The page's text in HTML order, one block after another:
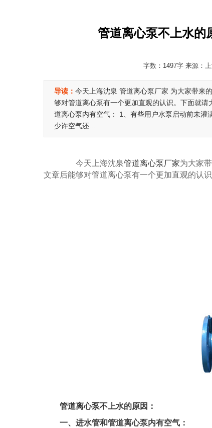
管道离心泵不上水的
字数：1497字 来源：
导读： 今天上海沈泉 管道离心泵厂家 为大家带来
够对管道离心泵有一个更加直观的认识。下面就
道离心泵内有空气： 1、有些用户水泵启动前未
少许空气还...
今天上海沈泉管道离心泵厂家为大家
文章后能够对管道离心泵有一个更加直观的认
管道离心泵不上水的原因：
一、进水管和管道离心泵内有空气：